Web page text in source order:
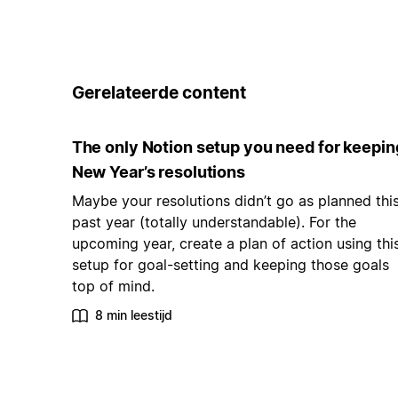
Gerelateerde content
The only Notion setup you need for
New Year’s resolutions
Maybe your resolutions didn’t go as planned
past year (totally understandable). For the
upcoming year, create a plan of action using
setup for goal-setting and keeping those goals
top of mind.
8 min leestijd